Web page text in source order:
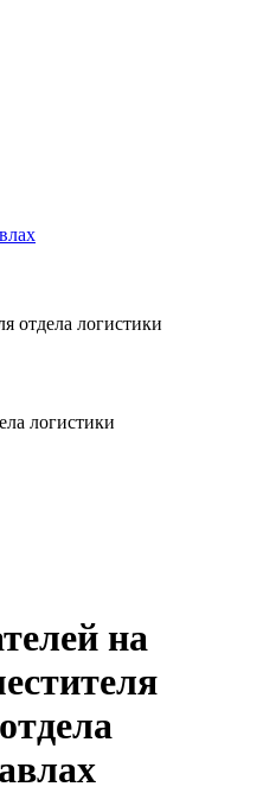
отдела логистики
логистики
на